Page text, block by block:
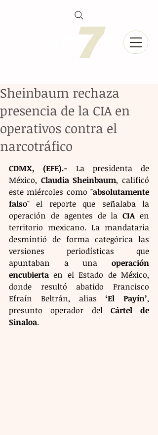
Sheinbaum rechaza
presencia de la CIA en
operativos contra el
narcotráfico
CDMX, (EFE).- La presidenta de
México, Claudia Sheinbaum, calificó
este miércoles como "absolutamente
falso" el reporte que señalaba la
operación de agentes de la CIA en
territorio mexicano. La mandataria
desmintió de forma categórica las
versiones periodísticas que
apuntaban a una operación
encubierta en el Estado de México,
donde resultó abatido Francisco
Efraín Beltrán, alias ‘El Payín’,
presunto operador del Cártel de
Sinaloa.